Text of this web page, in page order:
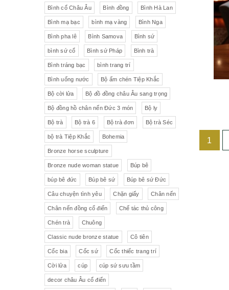
1
Đồ trang trí khác Đèn
Đồ sứ khác Tranh sơn dầu
Đồ sứ nhỏ Đôn bình
Âu sứ có nắp Gạt tàn
Ly pha lê Liễn cổ
Đồ sứ hồng Đồ sứ
Liễn sứ Đồng hồ quả lê
Đồng hồ Đèn chùm
Đèn chùm pha lê Tiệp
Đồng hồ để bàn Đồ nội thất
Pha lê màu đắp hoa nổi
Pha lê Đĩa trang trí
Sứ hồng
Liên Xô
Cộng hòa Séc- chợ đồ cổ Praha
pha lê Tiệp Đồ sứ Tiệp
Sứ Đức Italia, Germany
VebR- Đức Royal Schwabap
H&C - Séc Bohemia
Đức
Bavaria Nutrilon
Fonderie Bords de Seine
Chế tác thủ công Hennessy
Johnie Walker Pháp
L'art Bronze Qualité France
Bình cổ Châu Âu Bình đồng Bình Hà Lan
Bình mạ bạc bình mạ vàng Bình Nga
Bình pha lê Bình Samova Bình sứ
bình sứ cổ Bình sứ Pháp Bình trà
Bình tráng bạc bình trang trí
Bình uống nước Bộ ấm chén Tiệp Khắc
Bộ cời lửa Bộ đồ đồng châu Âu sang trọng
Bộ đồng hồ chân nến Đức 3 món Bộ ly
Bộ trà Bộ trà 6 Bộ trà đơn Bộ trà Séc
bộ trà Tiệp Khắc Bohemia
Bronze horse sculpture
Bronze nude woman statue Búp bê
búp bê đức Búp bê sứ Búp bê sứ Đức
Câu chuyện tình yêu Chặn giấy Chân nến
Chân nến đồng cổ điển Chế tác thủ công
Chén trà Chuông
Classic nude bronze statue Cô tiên
Cốc bia Cốc sứ Cốc thiếc trang trí
Cời lửa cúp cúp sứ sưu tầm
decor châu Âu cổ điển